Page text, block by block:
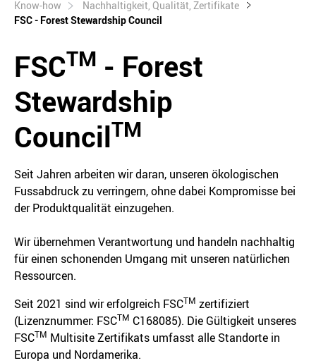
Know-how
Nachhaltigkeit, Qualität, Zertifikate
FSC - Forest Stewardship Council
FSCTM - Forest
Stewardship
CouncilTM
Seit Jahren arbeiten wir daran, unseren ökologischen
Fussabdruck zu verringern, ohne dabei Kompromisse bei
der Produktqualität einzugehen.
Wir übernehmen Verantwortung und handeln nachhaltig
für einen schonenden Umgang mit unseren natürlichen
Ressourcen.
Seit 2021 sind wir erfolgreich FSCTM zertifiziert
(Lizenznummer: FSCTM C168085). Die Gültigkeit unseres
FSCTM Multisite Zertifikats umfasst alle Standorte in
Europa und Nordamerika.